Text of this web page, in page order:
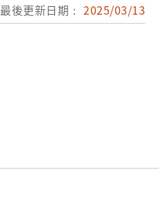
最後更新日期： 2025/03/13